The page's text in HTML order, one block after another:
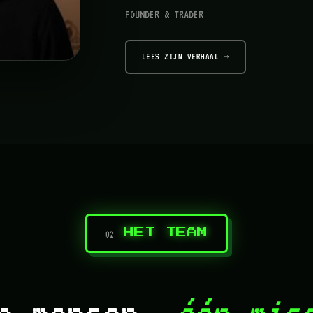
FOUNDER & TRADER
LEES ZIJN VERHAAL →
02 HET TEAM